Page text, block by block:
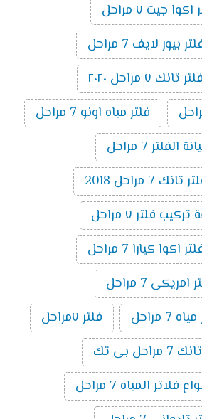
جيت ٧ مراحل
بيور لايف 7 مراحل
٧ مراحل ٢٠٢٠
فلتر مياه اونو 7 مراحل
الفلتر 7 مراحل
7 مراحل 2018
فلتر ٧ مراحل
كيارا 7 مراحل
امريكى 7 مراحل
مراحل
فلتر ٧مراحل
بى تك
المياه 7 مراحل